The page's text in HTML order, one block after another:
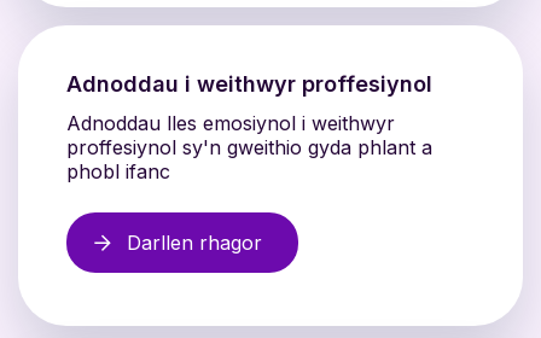
Adnoddau i weithwyr proffesiynol
Adnoddau lles emosiynol i weithwyr
proffesiynol sy'n gweithio gyda phlant a
phobl ifanc
Darllen rhagor